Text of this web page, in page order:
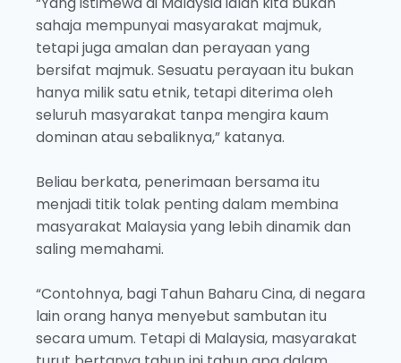
sahaja mempunyai masyarakat majmuk,
tetapi juga amalan dan perayaan yang
bersifat majmuk. Sesuatu perayaan itu bukan
hanya milik satu etnik, tetapi diterima oleh
seluruh masyarakat tanpa mengira kaum
dominan atau sebaliknya,” katanya.
Beliau berkata, penerimaan bersama itu
menjadi titik tolak penting dalam membina
masyarakat Malaysia yang lebih dinamik dan
saling memahami.
“Contohnya, bagi Tahun Baharu Cina, di negara
lain orang hanya menyebut sambutan itu
secara umum. Tetapi di Malaysia, masyarakat